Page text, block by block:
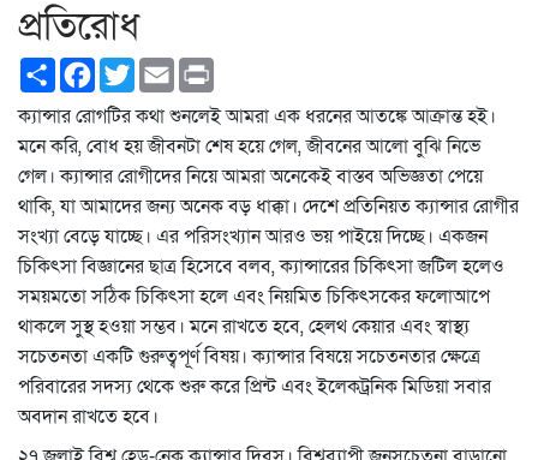
প্রতিরোধ
ShareFacebook
TwitterEmail
ক্যান্সার রোগটির কথা শুনলেই আমরা এক ধরনের আতঙ্কে আক্রান্ত হই।
মনে করি, বোধ হয় জীবনটা শেষ হয়ে গেল, জীবনের আলো বুঝি নিভে
গেল। ক্যান্সার রোগীদের নিয়ে আমরা অনেকেই বাস্তব অভিজ্ঞতা পেয়ে
থাকি, যা আমাদের জন্য অনেক বড় ধাক্কা। দেশে প্রতিনিয়ত ক্যান্সার রোগীর
সংখ্যা বেড়ে যাচ্ছে। এর পরিসংখ্যান আরও ভয় পাইয়ে দিচ্ছে। একজন
চিকিৎসা বিজ্ঞানের ছাত্র হিসেবে বলব, ক্যান্সারের চিকিৎসা জটিল হলেও
সময়মতো সঠিক চিকিৎসা হলে এবং নিয়মিত চিকিৎসকের ফলোআপে
থাকলে সুস্থ হওয়া সম্ভব। মনে রাখতে হবে, হেলথ কেয়ার এবং স্বাস্থ্য
সচেতনতা একটি গুরুত্বপূর্ণ বিষয়। ক্যান্সার বিষয়ে সচেতনতার ক্ষেত্রে
পরিবারের সদস্য থেকে শুরু করে প্রিন্ট এবং ইলেকট্রনিক মিডিয়া সবার
অবদান রাখতে হবে।